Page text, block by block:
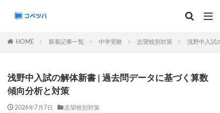
HOME 新着記事一覧 中学受験 志望校別対策 浅野中入試
浅野中入試の解体新書 | 過去問データに基づく算数
傾向分析と対策
2026年7月7日
志望校別対策
カテゴリー